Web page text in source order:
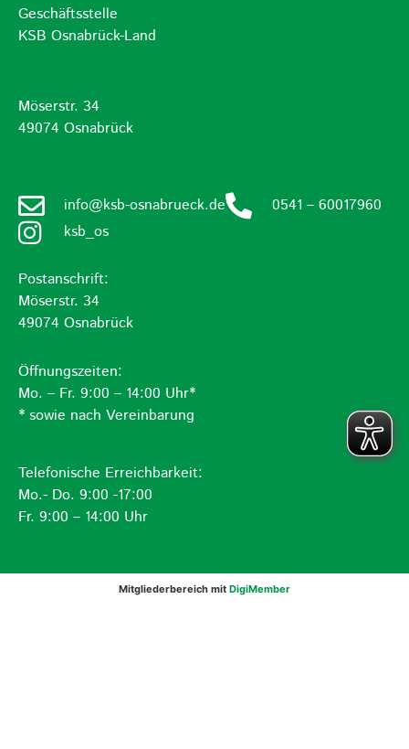
Geschäftsstelle
KSB Osnabrück-Land
Möserstr. 34
49074 Osnabrück
info@ksb-osnabrueck.de
0541 – 60017960
ksb_os
Postanschrift:
Möserstr. 34
49074 Osnabrück
Öffnungszeiten:
Mo. – Fr. 9:00 – 14:00 Uhr*
* sowie nach Vereinbarung
Telefonische Erreichbarkeit:
Mo.- Do. 9:00 -17:00
Fr. 9:00 – 14:00 Uhr
Mitgliederbereich mit DigiMember